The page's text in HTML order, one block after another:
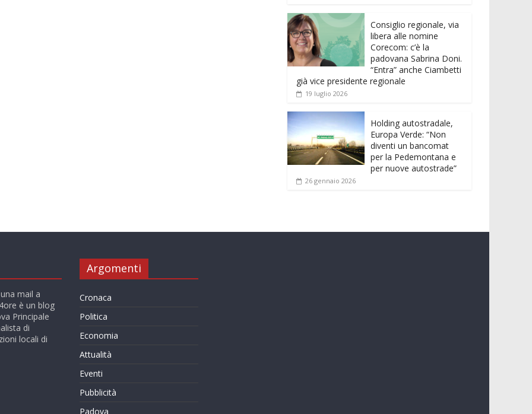
Consiglio regionale, via
libera alle nomine
Corecom: c’è la
padovana Sabrina Doni.
“Entra” anche Ciambetti
già vice presidente regionale
19 luglio 2026
Holding autostradale,
Europa Verde: “Non
diventi un bancomat
per la Pedemontana e
per nuove autostrade”
26 gennaio 2026
mail a
è un blog
Principale
di
locali di
Argomenti
Cronaca
Politica
Economia
Attualità
Eventi
Pubblicità
Padova